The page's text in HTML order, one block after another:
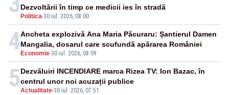
Politica-30 iul. 2026, 08:00
Dezvoltării în timp ce medicii ies în stradă
4 Economie-30 iul. 2026, 08:09
Ancheta explozivă Ana Maria Păcuraru: Șantierul Damen
Mangalia, dosarul care scufundă apărarea României
5Actualitate-30 iul. 2026, 07:51
Dezvăluiri INCENDIARE marca Rizea TV: Ion Bazac, în
centrul unor noi acuzații publice